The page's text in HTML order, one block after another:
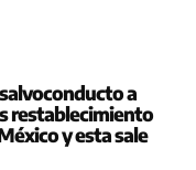
a
restablecimiento
y esta sale